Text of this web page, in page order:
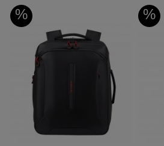
% %